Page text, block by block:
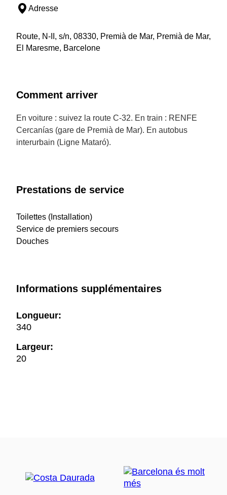
Adresse
Route, N-II, s/n, 08330, Premià de Mar, Premià de Mar,
El Maresme, Barcelone
Comment arriver
En voiture : suivez la route C-32. En train : RENFE
Cercanías (gare de Premià de Mar). En autobus
interurbain (Ligne Mataró).
Prestations de service
Toilettes (Installation)
Service de premiers secours
Douches
Informations supplémentaires
Longueur:
340
Largeur:
20